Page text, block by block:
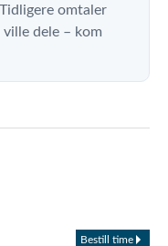
omtaler
dele – kom
Bestill time